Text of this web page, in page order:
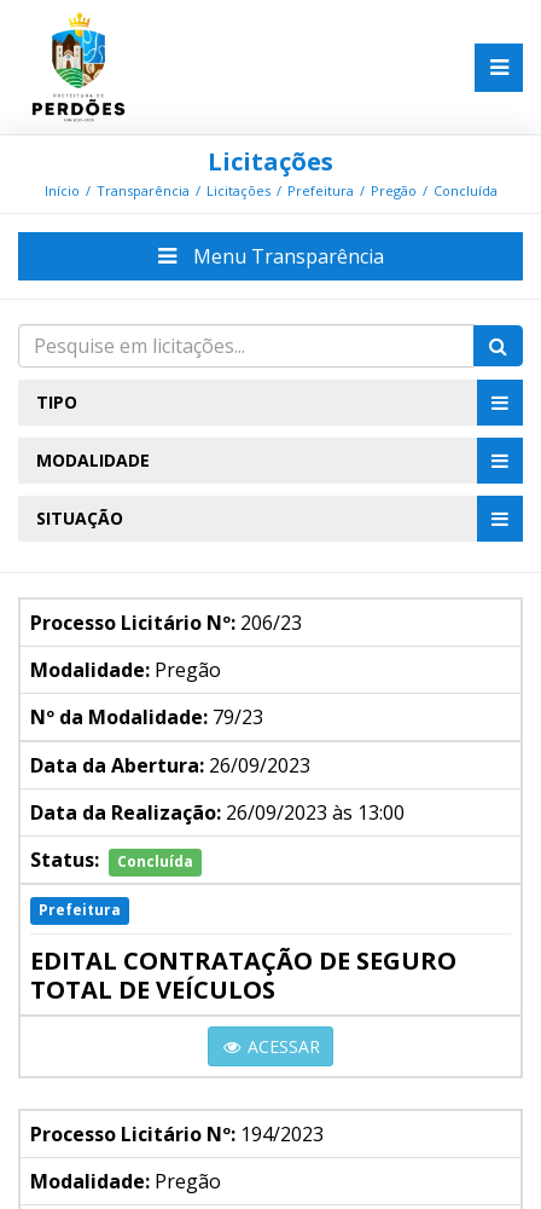
Licitações
Início Transparência Licitações Prefeitura Pregão Concluída
Menu Transparência
TIPO
MODALIDADE
SITUAÇÃO
Processo Licitário Nº: 206/23
Modalidade: Pregão
Nº da Modalidade: 79/23
Data da Abertura: 26/09/2023
Data da Realização: 26/09/2023 às 13:00
Status:
Concluída
Prefeitura
EDITAL CONTRATAÇÃO DE SEGURO
TOTAL DE VEÍCULOS
ACESSAR
Processo Licitário Nº: 194/2023
Modalidade: Pregão